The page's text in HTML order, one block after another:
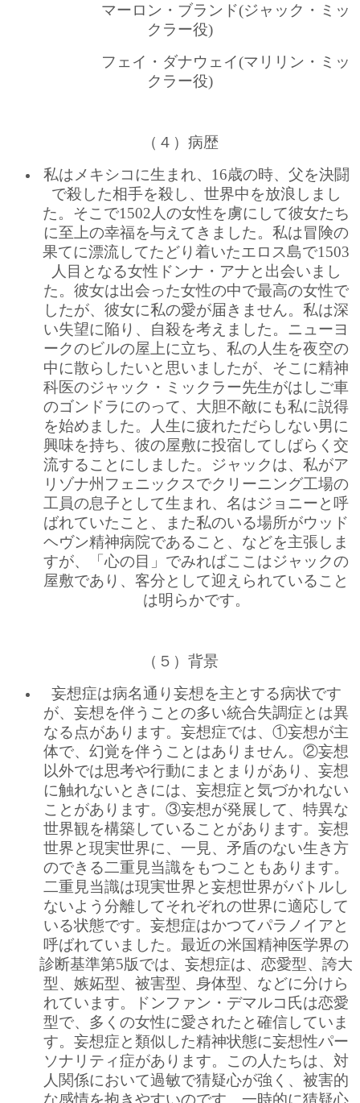
マーロン・ブランド(ジャック・ミッ
クラー役)
フェイ・ダナウェイ(マリリン・ミッ
クラー役)
（４）病歴
私はメキシコに生まれ、16歳の時、父を決闘
で殺した相手を殺し、世界中を放浪しまし
た。そこで1502人の女性を虜にして彼女たち
に至上の幸福を与えてきました。私は冒険の
果てに漂流してたどり着いたエロス島で1503
人目となる女性ドンナ・アナと出会いまし
た。彼女は出会った女性の中で最高の女性で
したが、彼女に私の愛が届きません。私は深
い失望に陥り、自殺を考えました。ニューヨ
ークのビルの屋上に立ち、私の人生を夜空の
中に散らしたいと思いましたが、そこに精神
科医のジャック・ミックラー先生がはしご車
のゴンドラにのって、大胆不敵にも私に説得
を始めました。人生に疲れただらしない男に
興味を持ち、彼の屋敷に投宿してしばらく交
流することにしました。ジャックは、私がア
リゾナ州フェニックスでクリーニング工場の
工員の息子として生まれ、名はジョニーと呼
ばれていたこと、また私のいる場所がウッド
ヘヴン精神病院であること、などを主張しま
すが、「心の目」でみればここはジャックの
屋敷であり、客分として迎えられていること
は明らかです。
（５）背景
妄想症は病名通り妄想を主とする病状です
が、妄想を伴うことの多い統合失調症とは異
なる点があります。妄想症では、①妄想が主
体で、幻覚を伴うことはありません。②妄想
以外では思考や行動にまとまりがあり、妄想
に触れないときには、妄想症と気づかれない
ことがあります。③妄想が発展して、特異な
世界観を構築していることがあります。妄想
世界と現実世界に、一見、矛盾のない生き方
のできる二重見当識をもつこともあります。
二重見当識は現実世界と妄想世界がバトルし
ないよう分離してそれぞれの世界に適応して
いる状態です。妄想症はかつてパラノイアと
呼ばれていました。最近の米国精神医学界の
診断基準第5版では、妄想症は、恋愛型、誇大
型、嫉妬型、被害型、身体型、などに分けら
れています。ドンファン・デマルコ氏は恋愛
型で、多くの女性に愛されたと確信していま
す。妄想症と類似した精神状態に妄想性パー
ソナリティ症があります。この人たちは、対
人関係において過敏で猜疑心が強く、被害的
な感情を抱きやすいのです。一時的に猜疑心